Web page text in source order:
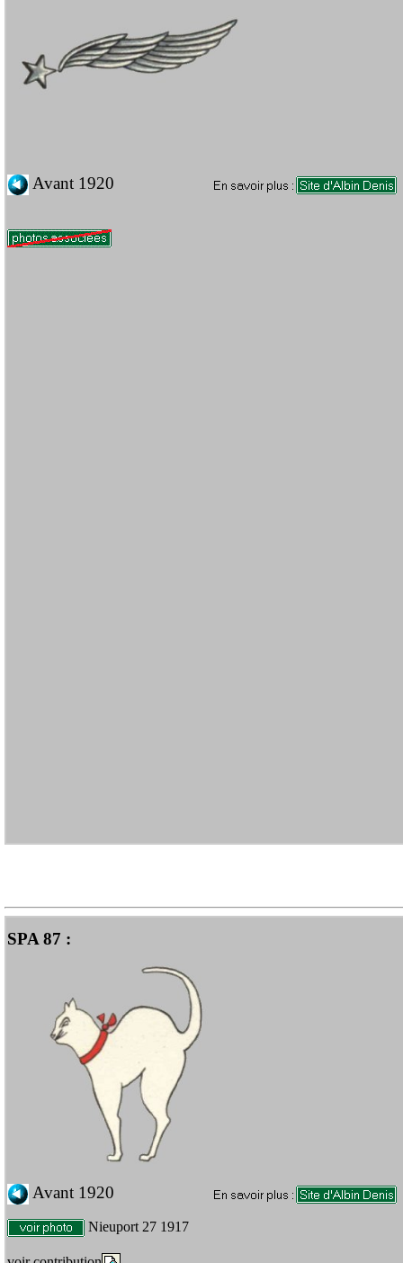
Avant 1920
SPA 87 :
Avant 1920
Nieuport 27 1917